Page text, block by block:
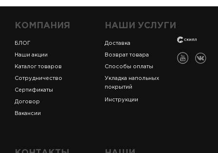
КОМПАНИЯ
БЛОГ
Наши акции
Каталог товаров
Сотрудничество
Сертификаты
Договор
Вакансии
НАШИ УСЛУГИ
Доставка
Возврат товара
Способы оплаты
Укладка напольных
покрытий
Инструкции